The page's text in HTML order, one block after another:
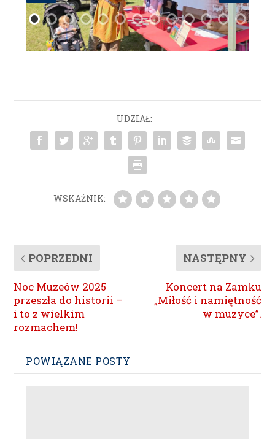
UDZIAŁ:
WSKAŹNIK:
POPRZEDNI
Noc Muzeów 2025
przeszła do historii –
i to z wielkim
rozmachem!
NASTĘPNY
Koncert na Zamku
„Miłość i namiętność
w muzyce”.
POWIĄZANE POSTY